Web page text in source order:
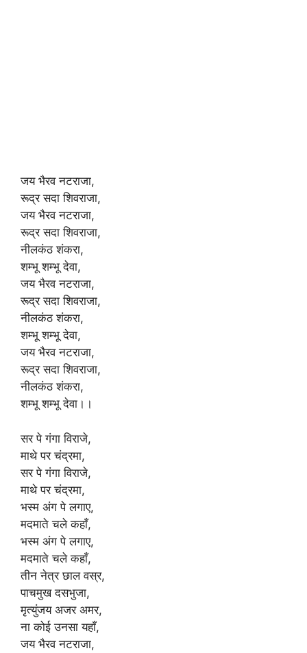
जय भैरव नटराजा,
रूद्र सदा शिवराजा,
जय भैरव नटराजा,
रूद्र सदा शिवराजा,
नीलकंठ शंकरा,
शम्भू शम्भू देवा,
जय भैरव नटराजा,
रूद्र सदा शिवराजा,
नीलकंठ शंकरा,
शम्भू शम्भू देवा,
जय भैरव नटराजा,
रूद्र सदा शिवराजा,
नीलकंठ शंकरा,
शम्भू शम्भू देवा।।
सर पे गंगा विराजे,
माथे पर चंद्रमा,
सर पे गंगा विराजे,
माथे पर चंद्रमा,
भस्म अंग पे लगाए,
मदमाते चले कहाँ,
भस्म अंग पे लगाए,
मदमाते चले कहाँ,
तीन नेत्र छाल वस्र,
पाचमुख दसभुजा,
मृत्युंजय अजर अमर,
ना कोई उनसा यहाँ,
जय भैरव नटराजा,